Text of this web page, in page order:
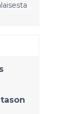
(30